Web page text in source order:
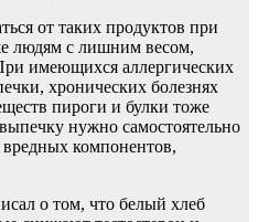
от таких продуктов при
людям с лишним весом,
имеющихся аллергических
хронических болезнях
пироги и булки тоже
нужно самостоятельно
вредных компонентов,
о том, что белый хлеб